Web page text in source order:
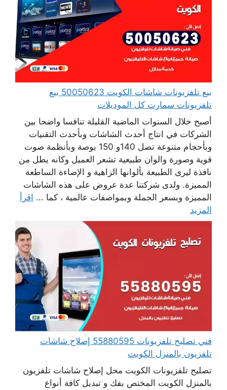
بيع تلفزيونات شاشات الكويت 50050623 بيع
تلفزيونات سمارت كل الموديلات
أصبح خلال السنوات الماضية القليلة تنافسا واضحا بين
الشركات في انتاج أحدث الشاشات وبأحدث التقنيات
وبأحجام متنوعة تصل 140و 150 بوصة وبأنظمة صوت
قوية وصورة والوان طبيعية تشعر العميل وكانه يطل من
نافذة ليرى الطبيعة بألوانها الزاهية و الإضاءة الساطعة
المميزة. ولدى شركتنا عدة عروض على هذه الشاشات
المميزة وبسعر الجملة وبمواصفات عالمية ، كما ... اقرأ
المزيد
فني تصليح تلفزيونات 55880595 إصلاح شاشات
تلفزيون بالمنزل الكويت
تصليح تلفزيونات الكويت محل إصلاح شاشات تلفزيون
بالمنزل الكويت المختص بفك و تبديل كافة أنواع